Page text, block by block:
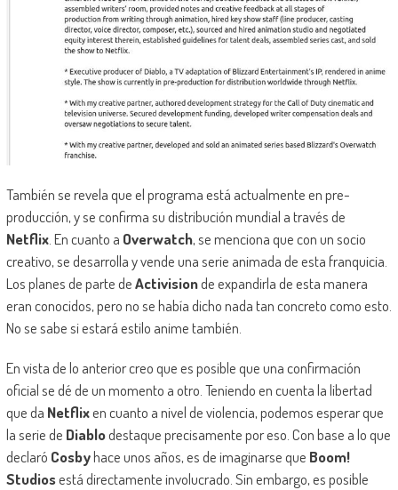
También se revela que el programa está actualmente en pre-
producción, y se confirma su distribución mundial a través de
Netflix. En cuanto a Overwatch, se menciona que con un socio
creativo, se desarrolla y vende una serie animada de esta franquicia.
Los planes de parte deActivisionde expandirla de esta manera
eran conocidos, pero no se había dicho nada tan concreto como esto.
No se sabe si estará estilo anime también.
En vista de lo anterior creo que es posible que una confirmación
oficial se dé de un momento a otro. Teniendo en cuenta la libertad
que da Netflixen cuanto a nivel de violencia, podemos esperar que
la serie de Diablodestaque precisamente por eso. Con base a lo que
declaró Cosbyhace unos años, es de imaginarse que Boom!
Studiosestá directamente involucrado. Sin embargo, es posible